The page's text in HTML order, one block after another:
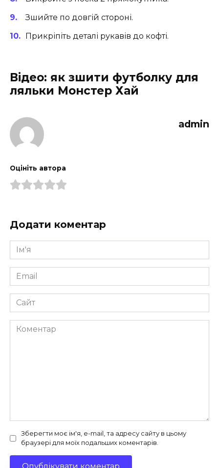
Зшийте по довгій стороні.
Прикріпіть деталі рукавів до кофті.
Відео: як зшити футболку для
ляльки Монстер Хай
admin
Оцініть автора
Додати коментар
Ім'я
*
Email
*
Сайт
Коментар
Зберегти моє ім'я, e-mail, та адресу сайту в цьому
браузері для моїх подальших коментарів.